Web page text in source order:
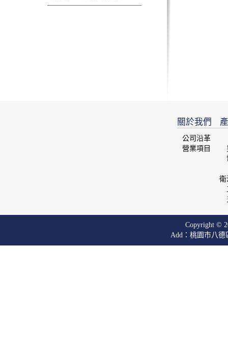
關於我們
公司沿革
營業項目
衛
Copyright ©
Add：桃園市八